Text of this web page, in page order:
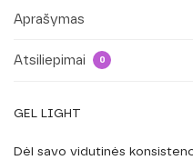
Aprašymas
Atsiliepimai 0
GEL LIGHT
Dėl savo vidutinės